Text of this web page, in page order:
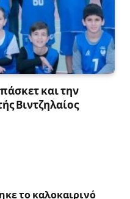
και την
Βιντζηλαίος
το καλοκαιρινό